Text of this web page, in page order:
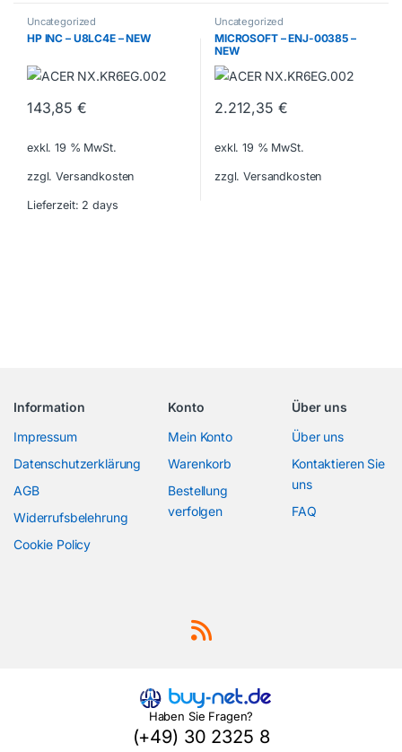
Uncategorized
HP INC – U8LC4E – NEW
143,85€
exkl. 19 % MwSt.
zzgl. Versandkosten
Lieferzeit: 2 days
Uncategorized
MICROSOFT – ENJ-00385 –
NEW
2.212,35 €
exkl. 19 % MwSt.
zzgl. Versandkosten
Information
Impressum
Datenschutzerklärung
AGB
Widerrufsbelehrung
Cookie Policy
Konto
Mein Konto
Warenkorb
Bestellung
verfolgen
Über uns
Über uns
Kontaktieren Sie
uns
FAQ
Haben Sie Fragen?
(+49) 30 2325 8